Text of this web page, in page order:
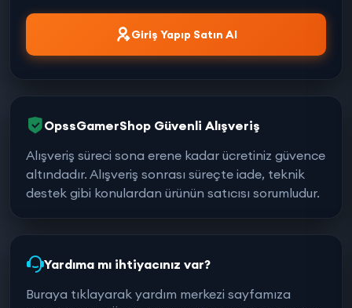
Giriş Yapıp Satın Al
OpssGamerShop Güvenli Alışveriş
Alışveriş süreci sona erene kadar ücretiniz güvence
altındadır. Alışveriş sonrası süreçte iade, teknik
destek gibi konulardan ürünün satıcısı sorumludur.
Yardıma mı ihtiyacınız var?
Buraya tıklayarak yardım merkezi sayfamıza